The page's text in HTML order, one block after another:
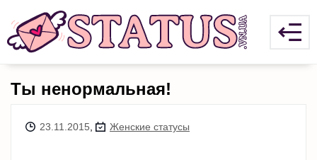
Ты ненормальная!
23.11.2015 Женские статусы